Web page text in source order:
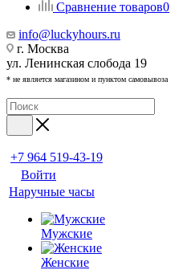
Сравнение товаров0
info@luckyhours.ru
г. Москва
ул. Ленинская слобода 19
* не является магазином и пунктом самовывоза
+7 964 519-43-19
Войти
Наручные часы
Мужские
Женские